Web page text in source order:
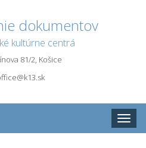
dokumentov
kultúrne centrá
81/2, Košice
Toggle